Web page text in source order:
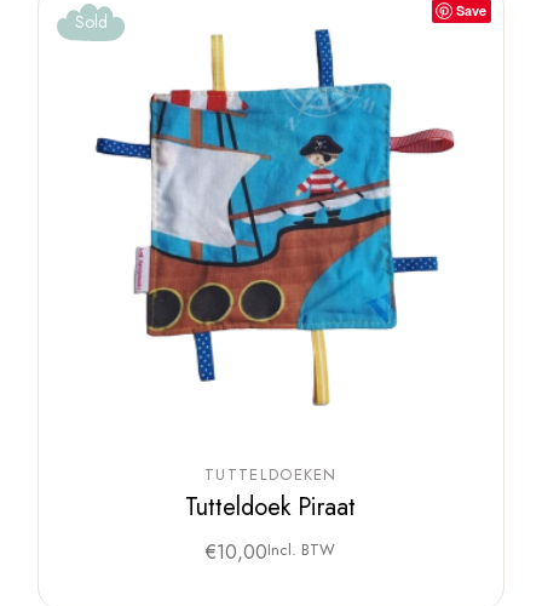
Save
Sold
TUTTELDOEKEN
Tutteldoek Piraat
€10,00Incl. BTW